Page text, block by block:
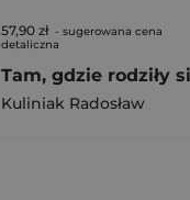
57,90 zł - sugerowana cena
detaliczna
Kuliniak Radosław